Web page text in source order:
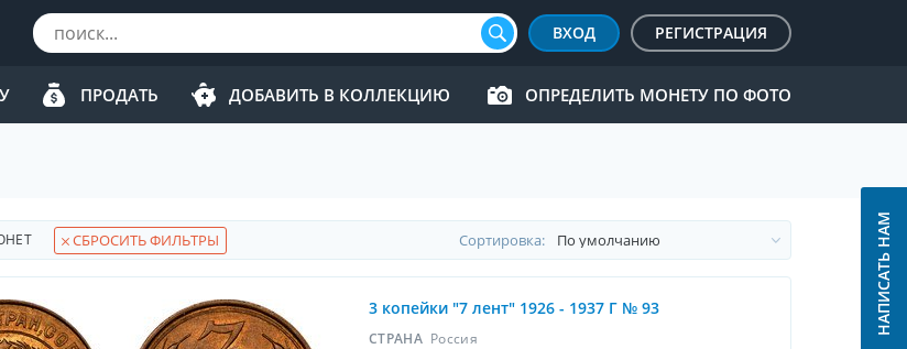
ВХОД РЕГИСТРАЦИЯ
ПРОДАТЬ ДОБАВИТЬ В КОЛЛЕКЦИЮ ОПРЕДЕЛИТЬ МОНЕТУ ПО ФОТО
СБРОСИТЬ ФИЛЬТРЫ Cортировка:
3 копейки "7 лент" 1926 - 1937 Г № 93
СТРАНА Россия
НАПИСАТЬ НАМ